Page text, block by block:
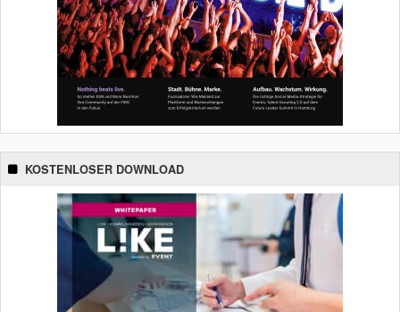
KOSTENLOSER DOWNLOAD